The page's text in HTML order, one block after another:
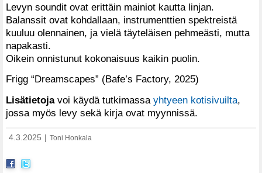
Levyn soundit ovat erittäin mainiot kautta linjan.
Balanssit ovat kohdallaan, instrumenttien spektreistä
kuuluu olennainen, ja vielä täyteläisen pehmeästi, mutta
napakasti.
Oikein onnistunut kokonaisuus kaikin puolin.
Frigg “Dreamscapes” (Bafe’s Factory, 2025)
Lisätietoja voi käydä tutkimassa yhtyeen kotisivuilta,
jossa myös levy sekä kirja ovat myynnissä.
4.3.2025 | Toni Honkala